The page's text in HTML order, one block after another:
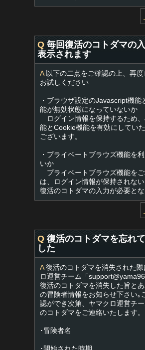
Q 毎回復活のコトダマの
表示されます
A以下の二点をご確認の上、再度
お試しください
・ブラウザ設定のJavascript機能
能が無効状態になっていないか
ログイン情報を保持するため
能とCookie機能を有効にしてい
ございます。
・プライベートブラウズ機能を
いか
プライベートブラウズ機能を
は、ログイン情報が保持されな
復活のコトダマの入力が必要とな
Q 復活のコトダマを忘れ
した
A復活のコトダマを消失された際
ロ運営チーム「
復活のコトダマを消失した旨と
の冒険者情報をお知らせ下さい｡
認ができ次第、ヤマクロ運営チ
のコトダマをご連絡いたします。
･冒険者名